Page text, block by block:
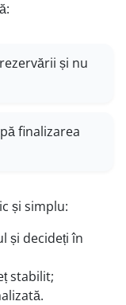
și nu
finalizarea
și simplu:
și decideți în
stabilit;